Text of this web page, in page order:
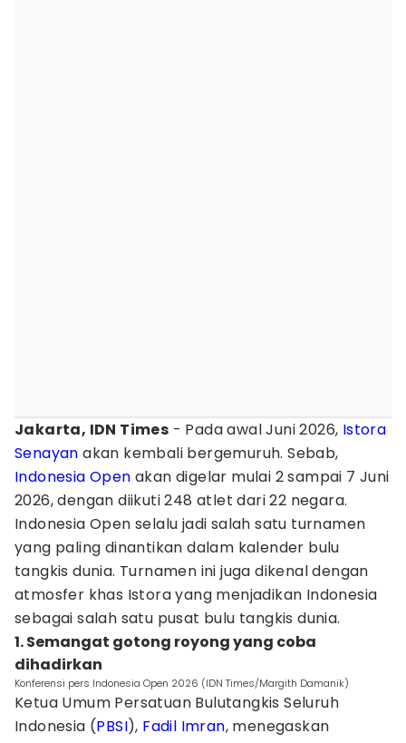
Jakarta, IDN Times - Pada awal Juni 2026, Istora
Senayan akan kembali bergemuruh. Sebab,
Indonesia Open akan digelar mulai 2 sampai 7 Juni
2026, dengan diikuti 248 atlet dari 22 negara.
Indonesia Open selalu jadi salah satu turnamen
yang paling dinantikan dalam kalender bulu
tangkis dunia. Turnamen ini juga dikenal dengan
atmosfer khas Istora yang menjadikan Indonesia
sebagai salah satu pusat bulu tangkis dunia.
1. Semangat gotong royong yang coba
dihadirkan
Konferensi pers Indonesia Open 2026 (IDN Times/Margith Damanik)
Ketua Umum Persatuan Bulutangkis Seluruh
Indonesia (PBSI), Fadil Imran, menegaskan